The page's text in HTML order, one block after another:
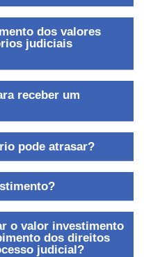
dos valores
judiciais
receber um
pode atrasar?
o valor investimento
dos direitos
judicial?